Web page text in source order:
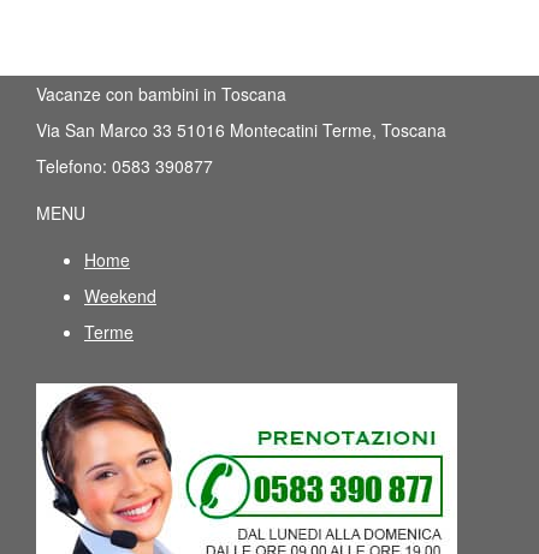
Vacanze con bambini in Toscana
Via San Marco 33 51016 Montecatini Terme, Toscana
Telefono: 0583 390877
MENU
Home
Weekend
Terme